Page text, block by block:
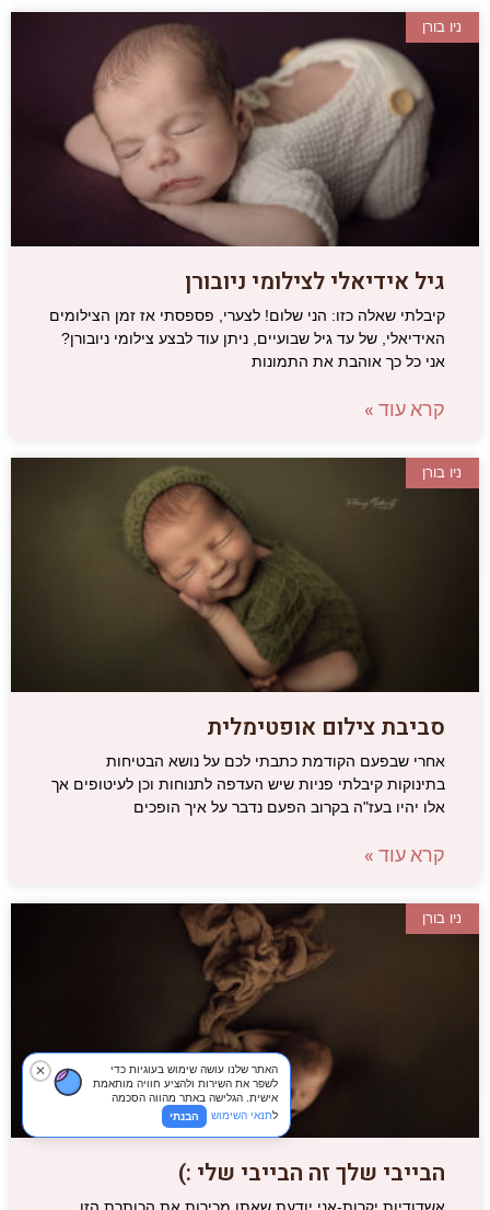
ניו בורן
גיל אידיאלי לצילומי ניובורן
קיבלתי שאלה כזו: הני שלום! לצערי, פספסתי אז זמן הצילומים
האידיאלי, של עד גיל שבועיים, ניתן עוד לבצע צילומי ניובורן?
אני כל כך אוהבת את התמונות
קרא עוד »
ניו בורן
סביבת צילום אופטימלית
אחרי שבפעם הקודמת כתבתי לכם על נושא הבטיחות
בתינוקות קיבלתי פניות שיש העדפה לתנוחות וכן לעיטופים אך
אלו יהיו בעז"ה בקרוב הפעם נדבר על איך הופכים
קרא עוד »
ניו בורן
הבייבי שלך זה הבייבי שלי :)
אשדודיות יקרות-אני יודעת שאתן מכירות את הכותרת הזו
✕
האתר שלנו עושה שימוש בעוגיות כדי
לשפר את השירות ולהציע חוויה מותאמת
אישית. הגלישה באתר מהווה הסכמה
לתנאי השימוש הבנתי